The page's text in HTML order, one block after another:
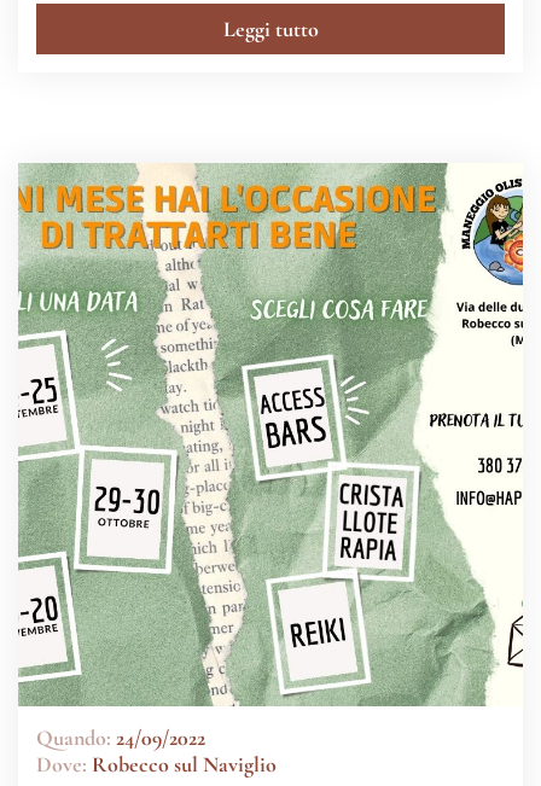
Leggi tutto
Quando: 24/09/2022
Dove: Robecco sul Naviglio